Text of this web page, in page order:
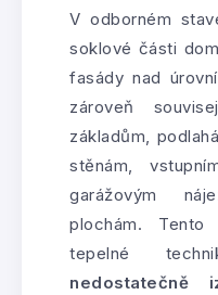
V odborném
soklové části
fasády nad
zároveň
základům,
stěnám,
garážovým
plochám.
tepelné
nedostatečně